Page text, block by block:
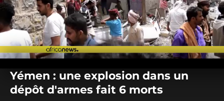
seconds
seconds
Yémen : une explosion dans un
dépôt d'armes fait 6 morts